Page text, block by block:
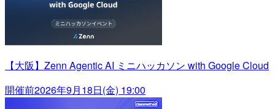
【大阪】Zenn Agentic AI ミニハッカソン with Google Cloud
開催前2026年9月18日(金) 19:00